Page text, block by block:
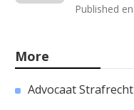
Published en
More
Advocaat Strafrecht